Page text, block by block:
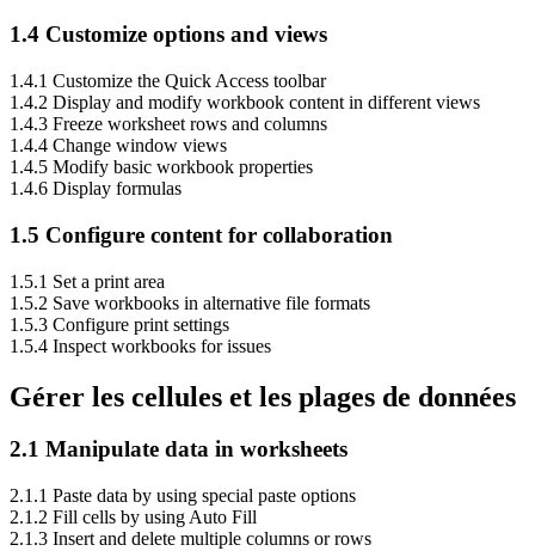
1.4 Customize options and views
1.4.1 Customize the Quick Access toolbar
1.4.2 Display and modify workbook content in different views
1.4.3 Freeze worksheet rows and columns
1.4.4 Change window views
1.4.5 Modify basic workbook properties
1.4.6 Display formulas
1.5 Configure content for collaboration
1.5.1 Set a print area
1.5.2 Save workbooks in alternative file formats
1.5.3 Configure print settings
1.5.4 Inspect workbooks for issues
Gérer les cellules et les plages de données
2.1 Manipulate data in worksheets
2.1.1 Paste data by using special paste options
2.1.2 Fill cells by using Auto Fill
2.1.3 Insert and delete multiple columns or rows